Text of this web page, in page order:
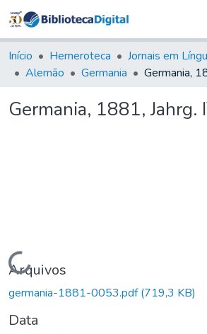
&
Coleções
Tudo na
Digital
Início Hemeroteca
Alemão
Germania
Germania, 1881, Jahrg.
Carregando...
Arquivos
germania-1881-0053.pdf(719,3 KB)
Data